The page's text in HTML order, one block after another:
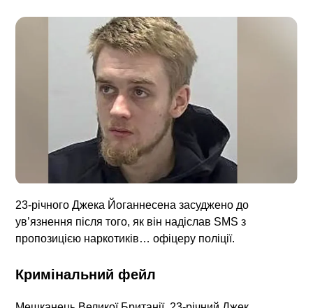
23-річного Джека Йоганнесена засуджено до
ув’язнення після того, як він надіслав SMS з
пропозицією наркотиків… офіцеру поліції.
Кримінальний фейл